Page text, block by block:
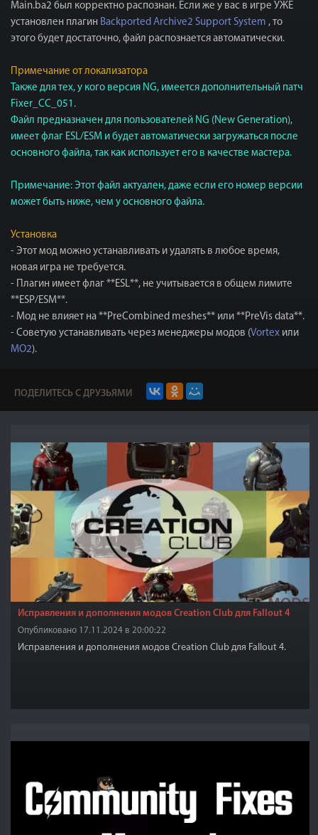
Main.ba2 был корректно распознан. Если же у вас в игре УЖЕ
установлен плагин Backported Archive2 Support System , то
этого будет достаточно, файл распознается автоматически.
Примечание от локализатора
Также для тех, у кого версия NG, имеется дополнительный патч
Fixer_CC_051.
Файл предназначен для пользователей NG (New Generation),
имеет флаг ESL/ESM и будет автоматически загружаться после
основного файла, так как использует его в качестве мастера.
Примечание: Этот файл актуален, даже если его номер версии
может быть ниже, чем у основного файла.
Установка
- Этот мод можно устанавливать и удалять в любое время,
новая игра не требуется.
- Плагин имеет флаг **ESL**, не учитывается в общем лимите
**ESP/ESM**.
- Мод не влияет на **PreCombined meshes** или **PreVis data**.
- Советую устанавливать через менеджеры модов (Vortex или
MO2).
ПОДЕЛИТЕСЬ С ДРУЗЬЯМИ
Исправления и дополнения модов Creation Club для Fallout 4
Опубликовано 17.11.2024 в 20:00:22
Исправления и дополнения модов Creation Club для Fallout 4.